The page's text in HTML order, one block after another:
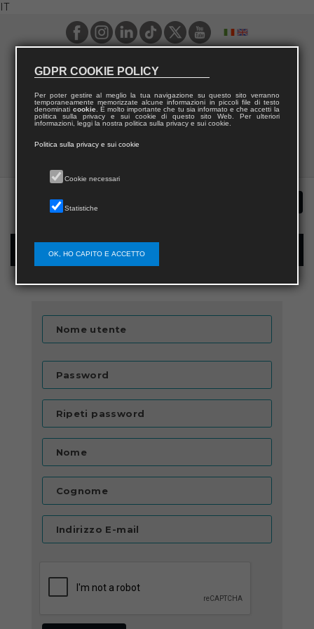
IT
Registrazione nuovo utente per acquisti sul sito
Nome utente
Password
Ripeti password
Nome
Cognome
Indirizzo E-mail
GDPR COOKIE POLICY
Per poter gestire al meglio la tua navigazione su questo sito verranno
temporaneamente memorizzate alcune informazioni in piccoli file di testo
denominati cookie. È molto importante che tu sia informato e che accetti la
politica sulla privacy e sui cookie di questo sito Web. Per ulteriori
informazioni, leggi la nostra politica sulla privacy e sui cookie.
Politica sulla privacy e sui cookie
Cookie necessari
Statistiche
OK, HO CAPITO E ACCETTO